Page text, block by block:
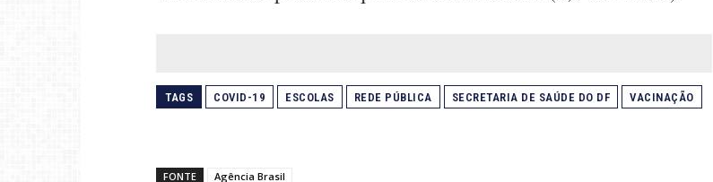
TAGS COVID-19 ESCOLAS REDE PÚBLICA SECRETARIA DE SAÚDE DO DF VACINAÇÃO
FONTE Agência Brasil